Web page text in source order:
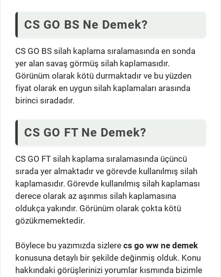
CS GO BS Ne Demek?
CS GO BS silah kaplama sıralamasında en sonda
yer alan savaş görmüş silah kaplamasıdır.
Görünüm olarak kötü durmaktadır ve bu yüzden
fiyat olarak en uygun silah kaplamaları arasında
birinci sıradadır.
CS GO FT Ne Demek?
CS GO FT silah kaplama sıralamasında üçüncü
sırada yer almaktadır ve görevde kullanılmış silah
kaplamasıdır. Görevde kullanılmış silah kaplaması
derece olarak az aşınmıs silah kaplamasına
oldukça yakındır. Görünüm olarak çokta kötü
gözükmemektedir.
Böylece bu yazımızda sizlere cs go ww ne demek
konusuna detaylı bir şekilde değinmiş olduk. Konu
hakkındaki görüşlerinizi yorumlar kısmında bizimle